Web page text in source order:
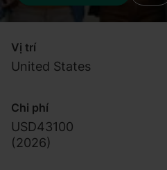
Vị trí
United States
Chi phí
USD43100
(2026)